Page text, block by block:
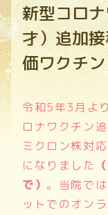
新型コロ
才）追加
価ワクチ
令和5年3月より
ロナワクチン
ミクロン株対
になりました
で） 。当院で
ットでのオンラ